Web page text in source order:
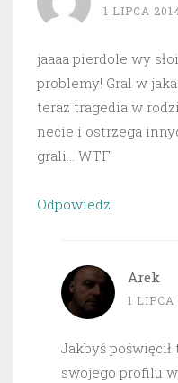
1 LIPCA
jaaaa pierdole wy
problemy! Gral w
teraz tragedia w
necie i ostrzega
grali… WTF
Odpowiedz
Arek
1 LIPCA
Jakbyś
swojego profilu